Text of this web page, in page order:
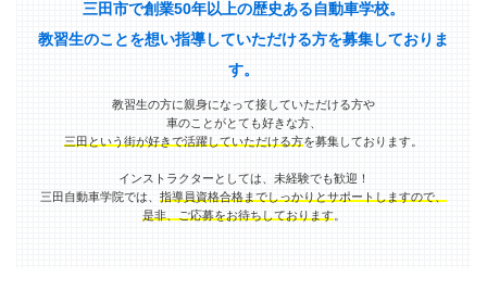
三田市で創業50年以上の歴史ある自動車学校。
教習生のことを想い指導していただける方を募集しておりま
す。
教習生の方に親身になって接していただける方や
車のことがとても好きな方、
三田という街が好きで活躍していただける方を募集しております。
インストラクターとしては、未経験でも歓迎！
三田自動車学院では、 指導員資格合格までしっかりとサポートしますので、
是非、ご応募をお待ちしております。